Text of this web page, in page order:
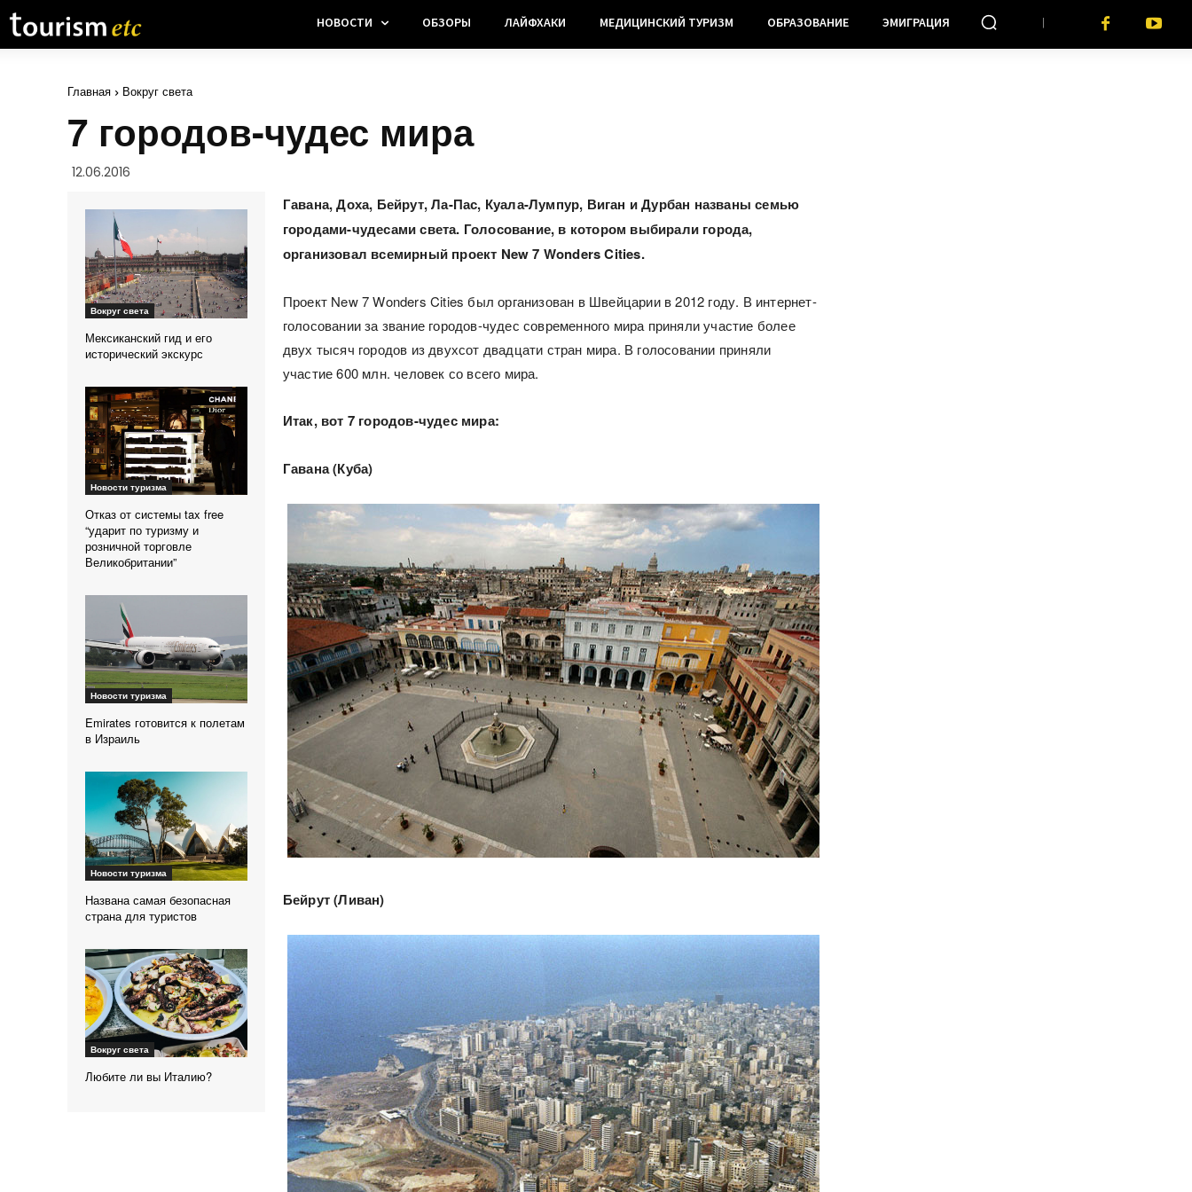
НОВОСТИ ОБЗОРЫ ЛАЙФХАКИ МЕДИЦИНСКИЙ ТУРИЗМ ОБРАЗОВАНИЕ ЭМИГРАЦИЯ
Главная Вокруг света
7 городов-чудес мира
12.06.2016
Вокруг света
Мексиканский гид и его
исторический экскурс
Новости туризма
Отказ от системы tax free
“ударит по туризму и
розничной торговле
Великобритании”
Новости туризма
Emirates готовится к полетам
в Израиль
Новости туризма
Названа самая безопасная
страна для туристов
Вокруг света
Любите ли вы Италию?
Гавана, Доха, Бейрут, Ла-Пас, Куала-Лумпур, Виган и Дурбан названы семью
городами-чудесами света. Голосование, в котором выбирали города,
организовал всемирный проект New7 Wonders Cities.
Проект New 7 Wonders Cities был организован в Швейцарии в 2012 году. В интернет-
голосовании за звание городов-чудес современного мира приняли участие более
двух тысяч городов из двухсот двадцати стран мира. В голосовании приняли
участие 600 млн. человек со всего мира.
Итак, вот 7 городов-чудес мира:
Гавана (Куба)
Бейрут (Ливан)